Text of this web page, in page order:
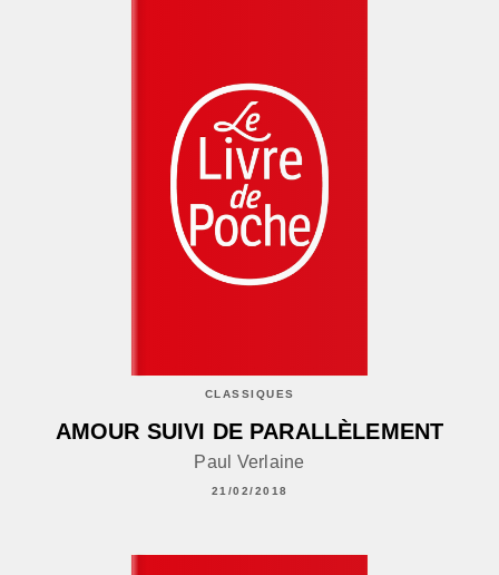
CLASSIQUES
AMOUR SUIVI DE PARALLÈLEMENT
Paul Verlaine
21/02/2018